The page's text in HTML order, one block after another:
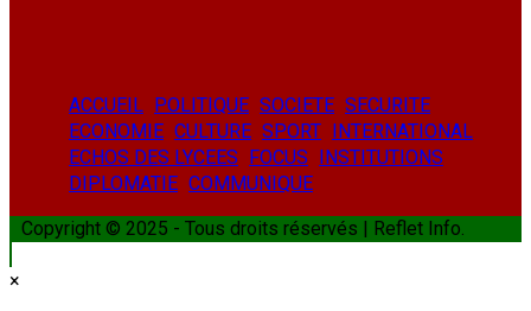
ACCUEIL POLITIQUE SOCIETE SECURITE
ECONOMIE CULTURE SPORT INTERNATIONAL
ECHOS DES LYCEES FOCUS INSTITUTIONS
DIPLOMATIE COMMUNIQUE
Copyright © 2025 - Tous droits réservés | Reflet Info.
×